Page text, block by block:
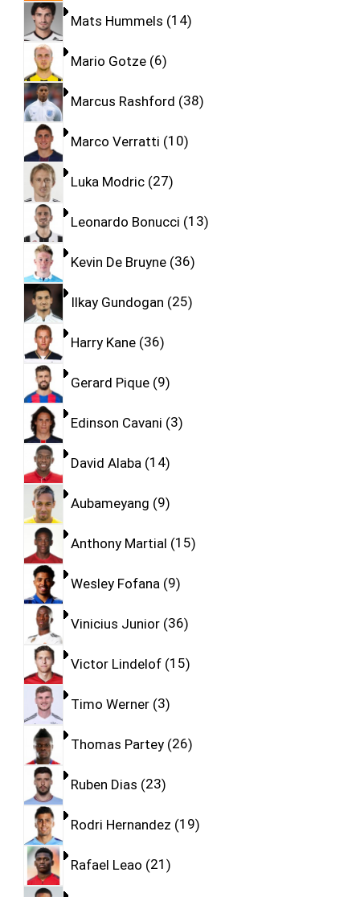
Mats Hummels 14
Mario Gotze 6
Marcus Rashford 38
Marco Verratti 10
Luka Modric 27
Leonardo Bonucci 13
Kevin De Bruyne 36
Ilkay Gundogan 25
Harry Kane 36
Gerard Pique 9
Edinson Cavani 3
David Alaba 14
Aubameyang 9
Anthony Martial 15
Wesley Fofana 9
Vinicius Junior 36
Victor Lindelof 15
Timo Werner 3
Thomas Partey 26
Ruben Dias 23
Rodri Hernandez 19
Rafael Leao 21